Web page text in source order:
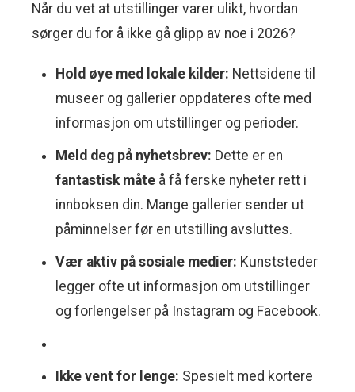
Når du vet at utstillinger varer ulikt, hvordan
sørger du for å ikke gå glipp av noe i 2026?
Hold øye med lokale kilder: Nettsidene til
museer og gallerier oppdateres ofte med
informasjon om utstillinger og perioder.
Meld deg på nyhetsbrev: Dette er en
fantastisk måte å få ferske nyheter rett i
innboksen din. Mange gallerier sender ut
påminnelser før en utstilling avsluttes.
Vær aktiv på sosiale medier: Kunststeder
legger ofte ut informasjon om utstillinger
og forlengelser på Instagram og Facebook.
Ikke vent for lenge: Spesielt med kortere